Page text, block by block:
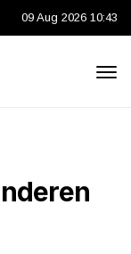
09 Aug 2026 10:43